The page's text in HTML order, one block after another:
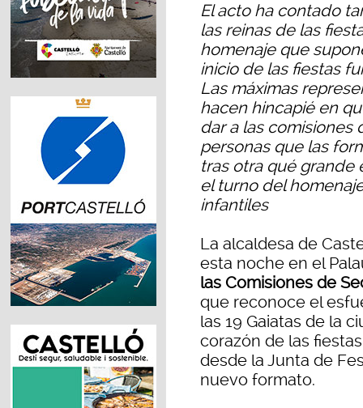
El acto ha contado
las reinas de las
homenaje que
inicio de las fiestas
Las máximas
hacen hincapié en
dar a las comisiones
personas que las
tras otra qué grande
el turno del
infantiles
La alcaldesa de
esta noche en el
las Comisiones de
que reconoce el
las 19 Gaiatas de la
corazón de las
desde la Junta de
nuevo formato.